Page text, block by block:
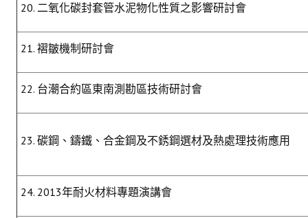
20. 二氧化碳封套管水泥物化性質之影響研討會
21. 褶皺機制研討會
22. 台潮合約區東南測勘區技術研討會
23. 碳鋼、鑄鐵、合金鋼及不銹鋼選材及熱處理技術應用
24. 2013年耐火材料專題演講會